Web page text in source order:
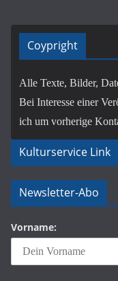
Coypright
Alle Texte, Bilder,
Bei Interesse einer
ich um vorherige
Kulturservice Link
Newsletter-Abo
Vorname: